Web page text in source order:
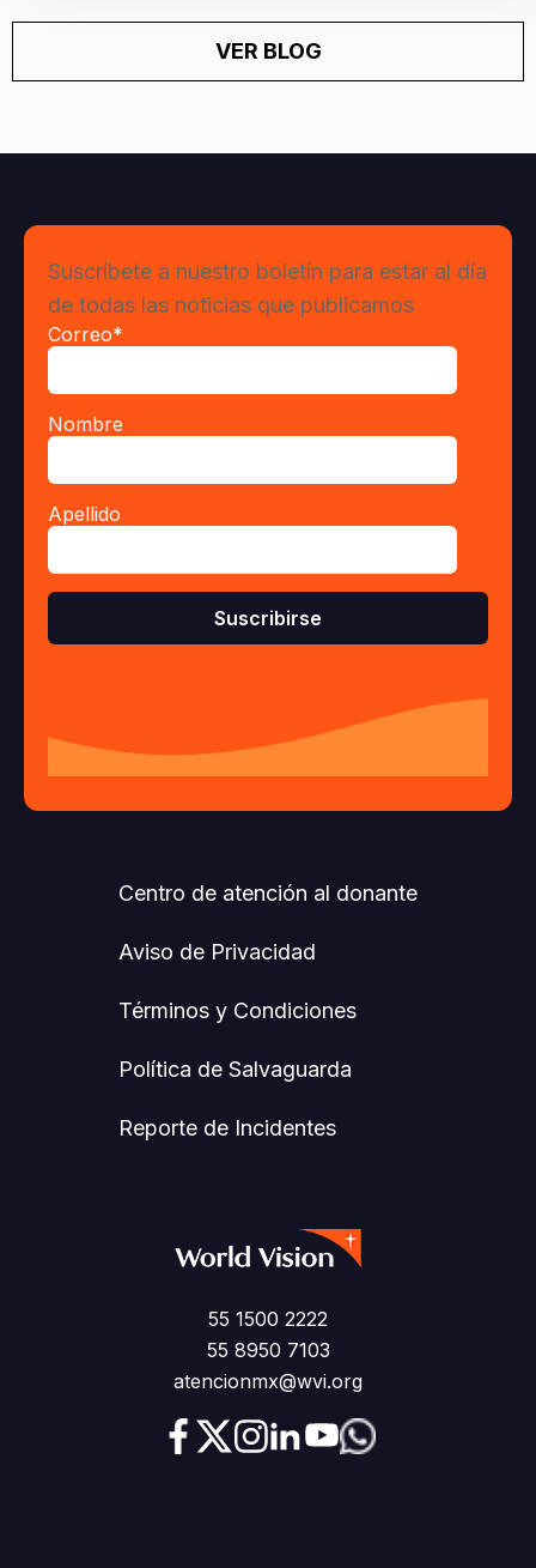
VER BLOG
Centro de atención al donante
Aviso de Privacidad
Términos y Condiciones
Política de Salvaguarda
Reporte de Incidentes
Suscríbete a nuestro boletín para estar al día
de todas las noticias que publicamos
Correo*
Nombre
Apellido
55 1500 2222
55 8950 7103
atencionmx@wvi.org